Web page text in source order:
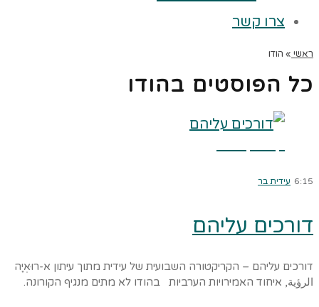
צרו קשר
ראשי » הודו
כל הפוסטים בהודו
6:15 עידית בר
דורכים עליהם
דורכים עליהם – הקריקטורה השבועית של עידית מתוך עיתון א-רוּאְיָה
الرؤية, איחוד האמירויות הערביות בהודו לא מתים מנגיף הקורונה.